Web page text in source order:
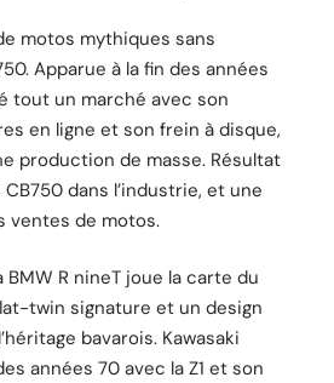
motos mythiques sans
Apparue à la fin des années
tout un marché avec son
en ligne et son frein à disque,
production de masse. Résultat
dans l’industrie, et une
ventes de motos.
BMW R nineT joue la carte du
twin signature et un design
bavarois. Kawasaki
années 70 avec la Z1 et son